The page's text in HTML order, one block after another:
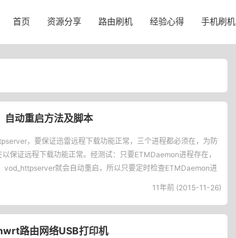
首页 资源分享 路由刷机 经验心得 手机刷机
动重启方法及脚本
，要保证迅雷远程下载功能正常，三个进程都必须在，为防
保证远程下载功能正常。经测试：只要ETMDaemon进程存在，
就会自动重启，所以只要定时检查ETMDaemon进
11年前 (2015-11-26)
路由网络USB打印机